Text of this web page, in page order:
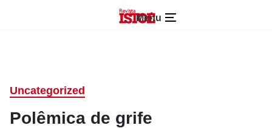
Menu
Uncategorized
Polêmica de grife